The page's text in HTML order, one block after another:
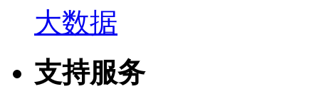
大数据
支持服务